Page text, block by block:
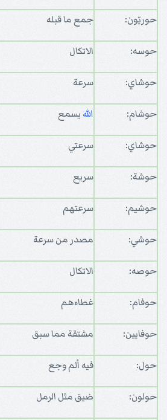
حوريّون: جمع ما قبله
حوسه: الاتكال
حوشاي: سرعة
حوشام: الله يسمع
حوشاي: سرعتي
حوشة: سريع
حوشيم: سرعتهم
حوشي: مصدر من سرعة
حوصه: الاتكال
حوفام: غطاءهم
حوفايين: مشتقة مما سبق
حول: فيه ألم وجع
حولون: ضيق مثل الرمل